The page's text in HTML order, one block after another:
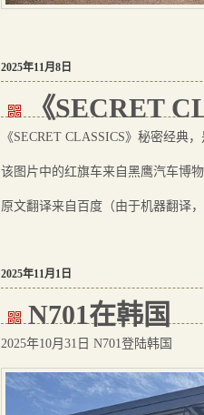
2025年11月8日
《SECRET
《SECRET CLASSICS》秘密经典
该图片中的红旗车来自黑鹰汽车博物
原文翻译来自百度（由于机器翻译
2025年11月1日
N701在韩国
2025年10月31日 N701登陆韩国